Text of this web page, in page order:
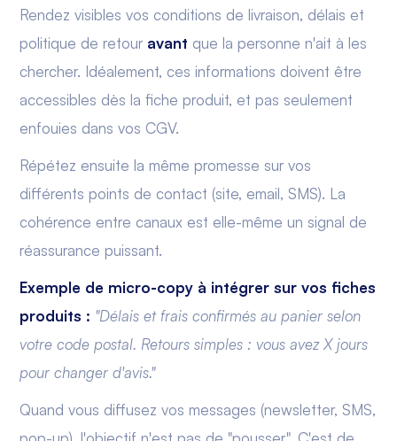
Rendez visibles vos conditions de livraison, délais et
politique de retour avant que la personne n'ait à les
chercher. Idéalement, ces informations doivent être
accessibles dès la fiche produit, et pas seulement
enfouies dans vos CGV.
Répétez ensuite la même promesse sur vos
différents points de contact (site, email, SMS). La
cohérence entre canaux est elle-même un signal de
réassurance puissant.
Exemple de micro-copy à intégrer sur vos fiches
produits : "Délais et frais confirmés au panier selon
votre code postal. Retours simples : vous avez X jours
pour changer d'avis."
Quand vous diffusez vos messages (newsletter, SMS,